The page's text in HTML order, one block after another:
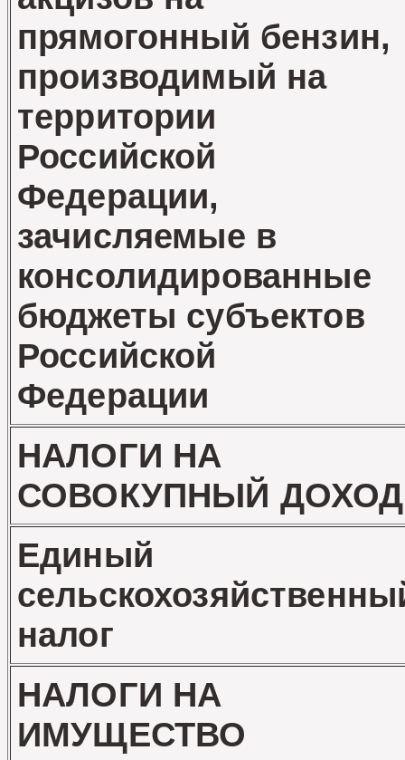
прямогонный бензин,
производимый на
территории
Российской
Федерации,
зачисляемые в
консолидированные
бюджеты субъектов
Российской
Федерации
НАЛОГИ НА
СОВОКУПНЫЙ ДОХОД
Единый
налог
НАЛОГИ НА
ИМУЩЕСТВО